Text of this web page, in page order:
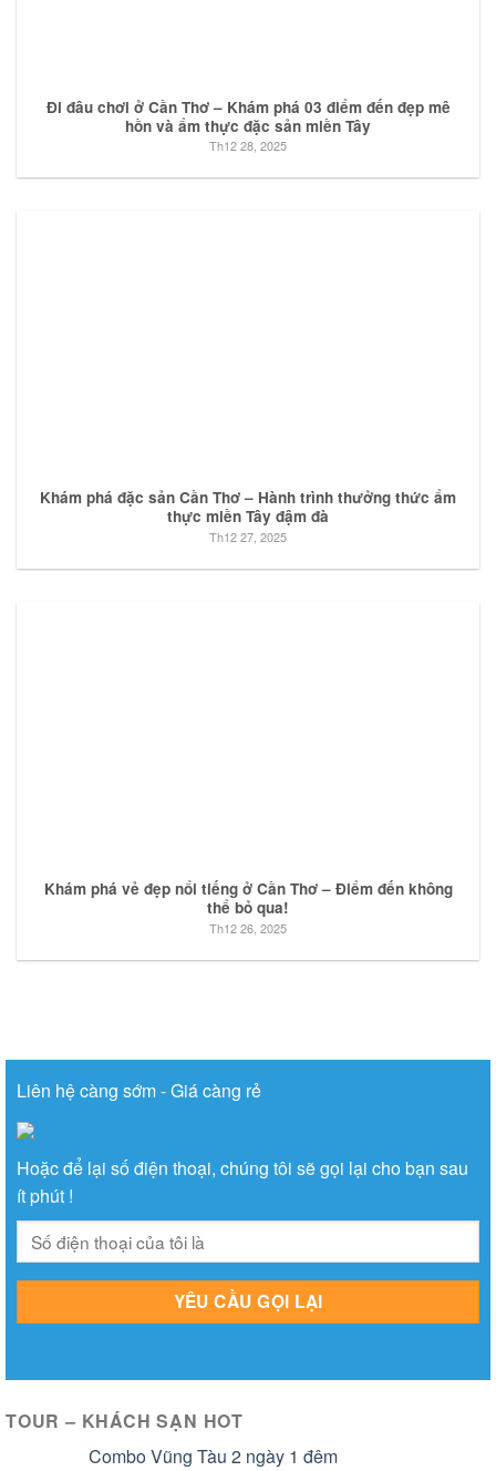
Đi đâu chơi ở Cần Thơ – Khám phá 03 điểm đến đẹp mê
hồn và ẩm thực đặc sản miền Tây
Th12 28, 2025
Khám phá đặc sản Cần Thơ – Hành trình thưởng thức ẩm
thực miền Tây đậm đà
Th12 27, 2025
Khám phá vẻ đẹp nổi tiếng ở Cần Thơ – Điểm đến không
thể bỏ qua!
Th12 26, 2025
Liên hệ càng sớm - Giá càng rẻ
Hoặc để lại số điện thoại, chúng tôi sẽ gọi lại cho bạn sau
ít phút !
TOUR – KHÁCH SẠN HOT
Combo Vũng Tàu 2 ngày 1 đêm